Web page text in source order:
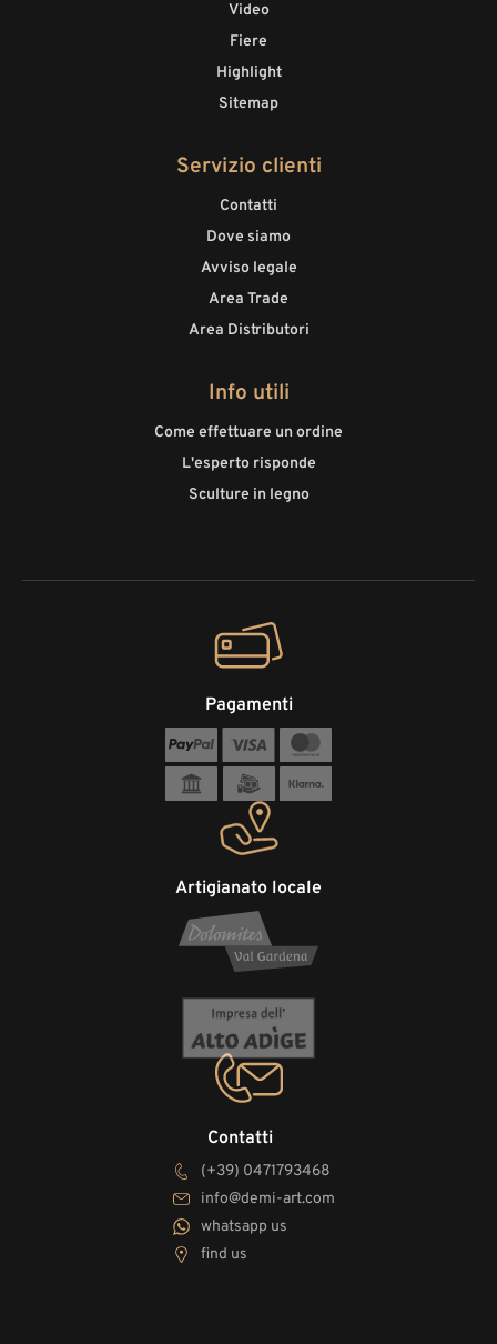
Video
Fiere
Highlight
Sitemap
Servizio clienti
Contatti
Dove siamo
Avviso legale
Area Trade
Area Distributori
Info utili
Come effettuare un ordine
L'esperto risponde
Sculture in legno
Contatti
(+39) 0471793468
info@demi-art.com
whatsapp us
find us
Artigianato locale
Pagamenti